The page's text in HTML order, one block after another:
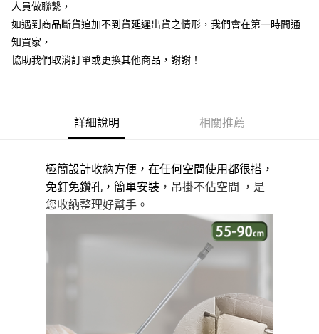
台灣樂天信用卡公司
台灣樂天信用卡公司
元大商業銀行
玉山商業銀行
星展（台灣）商業銀行
台新國際商業銀行
全盈+PAY
AFTEE先享後付
相關說明
２．便利：只要手機號碼，簡訊認證，即可結帳。
１．於結帳方式選擇「AFTEE先享後付」後，將跳轉至「AFTEE先享後付」
結帳頁面，進行簡訊認證並確認金額後，即可完成結帳。
２．訂單成立數日內，您將收到繳費通知簡訊。
３．收到繳費通知簡訊後14天內，點擊此簡訊中的連結，可透過四大超商／
ATM／網路銀行／等多元方式進行付款，方視為交易完成。
※ 請注意：結帳手續完成當下不需立刻繳費，但若您需要取消訂單，請聯絡
購買商品的店家。未經商家同意取消之訂單仍視為有效，需透過AFTEE先享
後付繳納相關費用。
※ 交易是否成功請以「AFTEE先享後付 」之結帳頁面顯示為準，若有關於
是否繳費成功／繳費後需取消欲退款等相關疑問，請聯繫「AFTEE先享後付
https://netprotections.freshdesk.com/support/home
【注意事項】
本島宅配1~2天後到
每筆NT$80，滿NT$490(含以上)免運費
貨到付款
人員做聯繫，
如遇到商品斷貨追加不到貨延遲出貨之情形，我們會在第一時間通
知買家，
協助我們取消訂單或更換其他商品，謝謝！
詳細說明 相關推薦
極簡設計收納方便 ， 在任何空間使用都很搭，
免釘免鑽孔 ，簡單安裝 ，吊掛不佔空間 ，是
您收納整理好幫手。